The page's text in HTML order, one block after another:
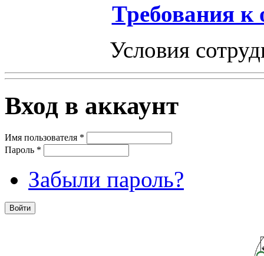
Требования к
Условия
Вход в аккаунт
Имя пользователя *
Пароль *
Забыли пароль?